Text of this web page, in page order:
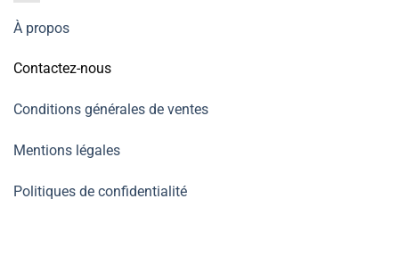
À propos
Contactez-nous
Conditions générales de ventes
Mentions légales
Politiques de confidentialité